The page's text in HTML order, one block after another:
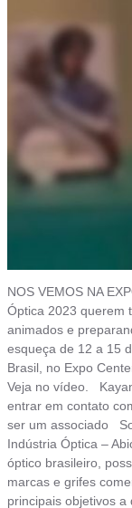
NOS VEMOS NA
Óptica 2023 querem
animados e
esqueça de 12 a 15
Brasil, no Expo
Veja no vídeo.
entrar em contato
ser um associado
Indústria Óptica –
óptico brasileiro,
marcas e grifes
principais objetivos